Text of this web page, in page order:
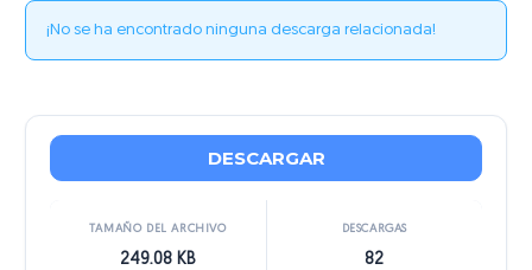
¡No se ha encontrado ninguna descarga relacionada!
DESCARGAR
TAMAÑO DEL ARCHIVO
249.08 KB
DESCARGAS
82